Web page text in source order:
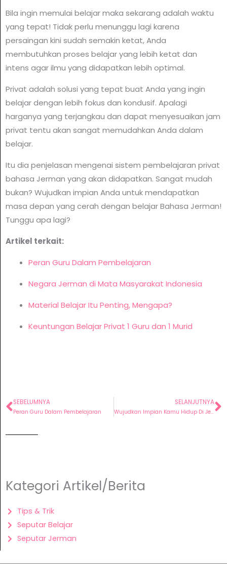
Bila ingin memulai belajar maka sekarang adalah waktu
yang tepat! Tidak perlu menunggu lagi karena
persaingan kini sudah semakin ketat, Anda
membutuhkan proses belajar yang lebih ketat dan
intens agar ilmu yang didapatkan lebih optimal.
Privat adalah solusi yang tepat buat Anda yang ingin
belajar dengan lebih fokus dan kondusif. Apalagi
harganya yang terjangkau dan dapat menyesuaikan jam
privat tentu akan sangat memudahkan Anda dalam
belajar.
Itu dia penjelasan mengenai sistem pembelajaran privat
bahasa Jerman yang akan didapatkan. Sangat mudah
bukan? Wujudkan impian Anda untuk mendapatkan
masa depan yang cerah dengan belajar Bahasa Jerman!
Tunggu apa lagi?
Artikel terkait:
Peran Guru Dalam Pembelajaran
Negara Jerman di Mata Masyarakat Indonesia
Material Belajar Itu Penting, Mengapa?
Keuntungan Belajar Privat 1 Guru dan 1 Murid
Prev
SEBELUMNYA
Peran Guru Dalam Pembelajaran
SELANJUTNYA
Wujudkan Impian Kamu Hidup Di Jerman
Kategori Artikel/Berita
Tips & Trik
Seputar Belajar
Seputar Jerman